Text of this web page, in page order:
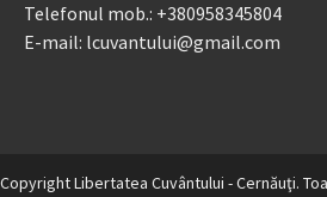
Telefonul mob.: +380958345804
E-mail: lcuvantului@gmail.com
Copyright Libertatea Cuvântului - Cernăuţi.